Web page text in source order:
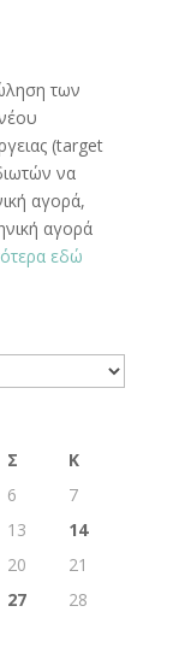
των
(target
να
αγορά,
αγορά
εδώ
Σ
Κ
6
7
13
14
20
21
27
28